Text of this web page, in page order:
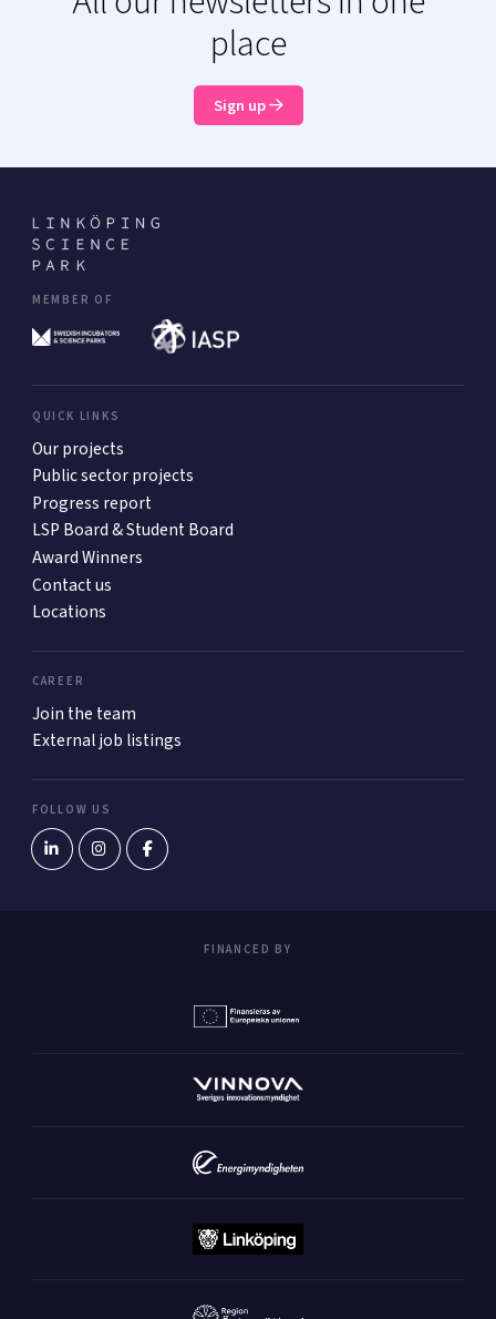
place
Sign up
MEMBER OF
QUICK LINKS
Our projects
Public sector projects
Progress report
LSP Board & Student Board
Award Winners
Contact us
Locations
CAREER
Join the team
External job listings
FOLLOW US
FINANCED BY